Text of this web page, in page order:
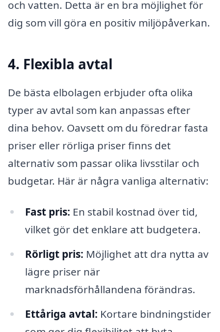
och vatten. Detta är en bra möjlighet för
dig som vill göra en positiv miljöpåverkan.
4. Flexibla avtal
De bästa elbolagen erbjuder ofta olika
typer av avtal som kan anpassas efter
dina behov. Oavsett om du föredrar fasta
priser eller rörliga priser finns det
alternativ som passar olika livsstilar och
budgetar. Här är några vanliga alternativ:
Fast pris: En stabil kostnad över tid,
vilket gör det enklare att budgetera.
Rörligt pris: Möjlighet att dra nytta av
lägre priser när
marknadsförhållandena förändras.
Ettåriga avtal: Kortare bindningstider